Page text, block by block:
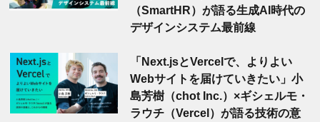
（SmartHR）が語る生成AI時代の
デザインシステム最前線
「Next.jsとVercelで、よりよい
Webサイトを届けていきたい」小
島芳樹（chot Inc.）×ギシェルモ・
ラウチ（Vercel）が語る技術の意